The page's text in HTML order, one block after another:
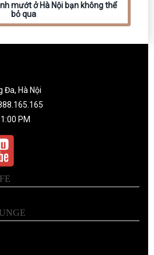
mướt ở Hà Nội bạn không thể
bỏ qua
Đa, Hà Nội
PM